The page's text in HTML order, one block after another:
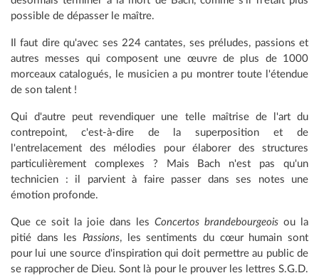
possible de dépasser le maître.
Il faut dire qu'avec ses 224 cantates, ses préludes, passions et
autres messes qui composent une œuvre de plus de 1000
morceaux catalogués, le musicien a pu montrer toute l'étendue
de son talent !
Qui d'autre peut revendiquer une telle maîtrise de l'art du
contrepoint, c'est-à-dire de la superposition et de
l'entrelacement des mélodies pour élaborer des structures
particulièrement complexes ? Mais Bach n'est pas qu'un
technicien : il parvient à faire passer dans ses notes une
émotion profonde.
Que ce soit la joie dans les Concertos brandebourgeois ou la
pitié dans les Passions, les sentiments du cœur humain sont
pour lui une source d'inspiration qui doit permettre au public de
se rapprocher de Dieu. Sont là pour le prouver les lettres S.G.D.